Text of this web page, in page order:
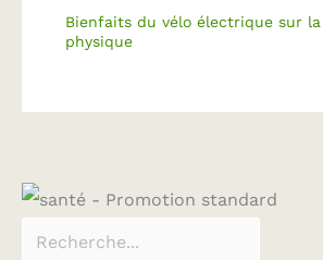
Bienfaits du vélo électrique sur
physique